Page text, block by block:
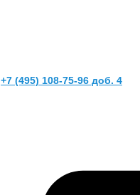
+7 (495) 108-75-96 доб. 4